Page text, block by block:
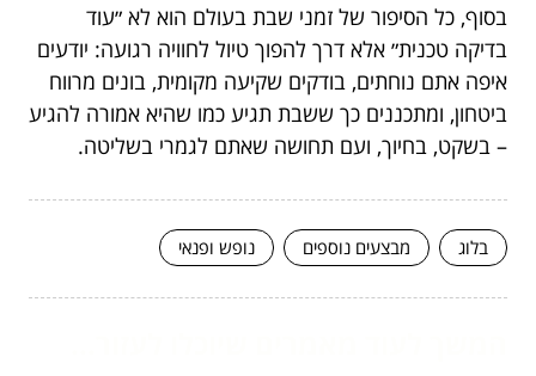
בסוף, כל הסיפור של זמני שבת בעולם הוא לא ״עוד
בדיקה טכנית״ אלא דרך להפוך טיול לחוויה רגועה: יודעים
איפה אתם נוחתים, בודקים שקיעה מקומית, בונים מרווח
ביטחון, ומתכננים כך ששבת תגיע כמו שהיא אמורה להגיע
– בשקט, בחיוך, ועם תחושה שאתם לגמרי בשליטה.
בלוג מבצעים נוספים נופש ופנאי